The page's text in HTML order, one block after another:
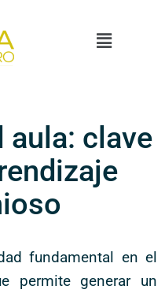
aula: clave
fundamental en el
permite generar un